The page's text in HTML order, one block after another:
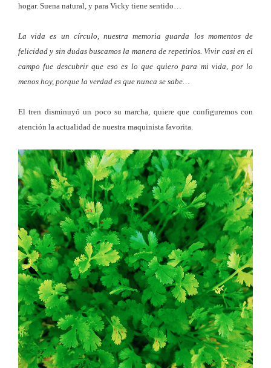
hogar. Suena natural, y para Vicky tiene sentido…
La vida es un círculo, nuestra memoria guarda los momentos de
felicidad y sin dudas buscamos la manera de repetirlos. Vivir casi en el
campo fue descubrir que eso es lo que quiero para mi vida, por lo
menos hoy, porque la verdad es que nunca se sabe…
El tren disminuyó un poco su marcha, quiere que configuremos con
atención la actualidad de nuestra maquinista favorita.